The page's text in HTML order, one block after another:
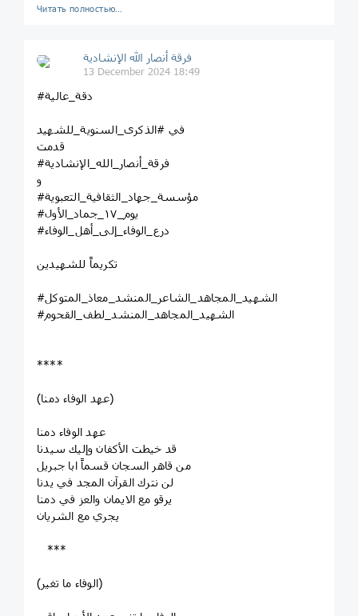
Читать полностью…
فرقة أنصار الله الإنشادية
13 December 2024 18:49
#دقة_عالية
في #الذكرى_السنوية_للشهيد
قدمت
#فرقة_أنصار_الله_الإنشادية
و
#مؤسسة_جهاد_الثقافية_التعبوية
#يوم_١٧_جماد_الأول
#درع_الوفاء_إلى_أهل_الوفاء
تكريماً للشهيدين
#الشهيد_المجاهد_الشاعر_المنشد_معاذ_المتوكل
#الشهيد_المجاهد_المنشد_لطف_القحوم
****
(عهد الوفاء دمنا)
عهد الوفاء دمنا
قد خيطت الأكفان وإليك سيدنا
من قاهر السجان قسماً ابا جبريل
لن نترك القرآن المجد في يدنا
يرقو مع الايمان والعز في دمنا
يجري مع الشريان
***
(الوفاء ما تغير)